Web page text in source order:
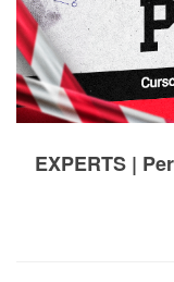
EXPERTS |